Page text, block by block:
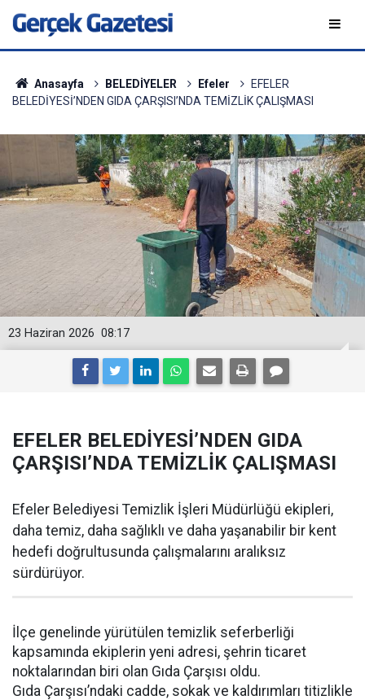
Anasayfa BELEDİYELER Efeler
EFELER
BELEDİYESİ’NDEN GIDA ÇARŞISI’NDA TEMİZLİK ÇALIŞMASI
08:17
23 Haziran 2026
EFELER BELEDİYESİ’NDEN GIDA
ÇARŞISI’NDA TEMİZLİK ÇALIŞMASI
Efeler Belediyesi Temizlik İşleri Müdürlüğü ekipleri,
daha temiz, daha sağlıklı ve daha yaşanabilir bir kent
hedefi doğrultusunda çalışmalarını aralıksız
sürdürüyor.
İlçe genelinde yürütülen temizlik seferberliği
kapsamında ekiplerin yeni adresi, şehrin ticaret
noktalarından biri olan Gıda Çarşısı oldu.
Gıda Çarşısı’ndaki cadde, sokak ve kaldırımları titizlikle